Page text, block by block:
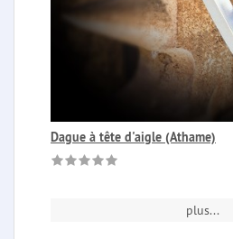
Dague à tête d'aigle (Athame)
plus...